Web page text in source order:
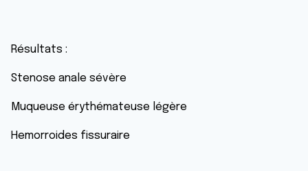
Résultats :
Stenose anale sévère
Muqueuse érythémateuse légère
Hemorroides fissuraire